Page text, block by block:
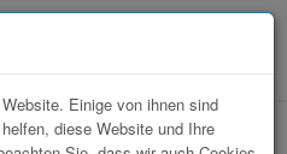
Einige von ihnen sind
diese Website und Ihre